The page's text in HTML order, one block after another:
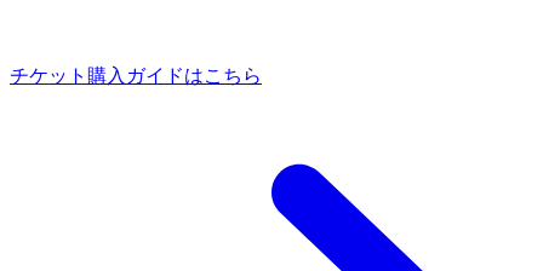
チケット購入ガイドはこちら